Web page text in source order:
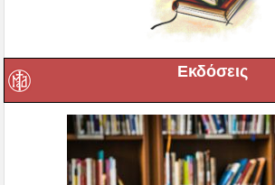
Εκδόσεις